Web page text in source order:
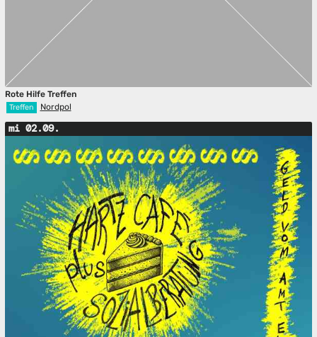
Rote Hilfe Treffen
Treffen Nordpol
mi 02.09.